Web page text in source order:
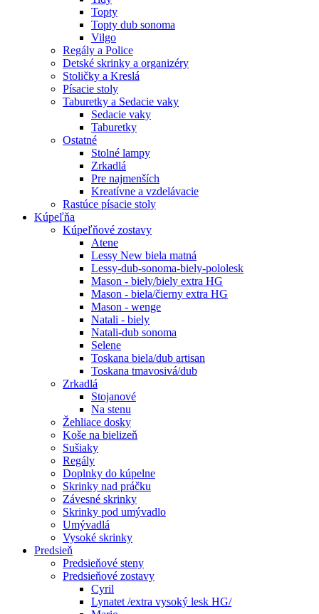
Topty
Topty dub sonoma
Vilgo
Regály a Police
Detské skrinky a organizéry
Stoličky a Kreslá
Písacie stoly
Taburetky a Sedacie vaky
Sedacie vaky
Taburetky
Ostatné
Stolné lampy
Zrkadlá
Pre najmenších
Kreatívne a vzdelávacie
Rastúce písacie stoly
Kúpeľňa
Kúpeľňové zostavy
Atene
Lessy New biela matná
Lessy-dub-sonoma-biely-pololesk
Mason - biely/biely extra HG
Mason - biela/čierny extra HG
Mason - wenge
Natali - biely
Natali-dub sonoma
Selene
Toskana biela/dub artisan
Toskana tmavosivá/dub
Zrkadlá
Stojanové
Na stenu
Žehliace dosky
Koše na bielizeň
Sušiaky
Regály
Doplnky do kúpelne
Skrinky nad práčku
Závesné skrinky
Skrinky pod umývadlo
Umývadlá
Vysoké skrinky
Predsieň
Predsieňové steny
Predsieňové zostavy
Cyril
Lynatet /extra vysoký lesk HG/